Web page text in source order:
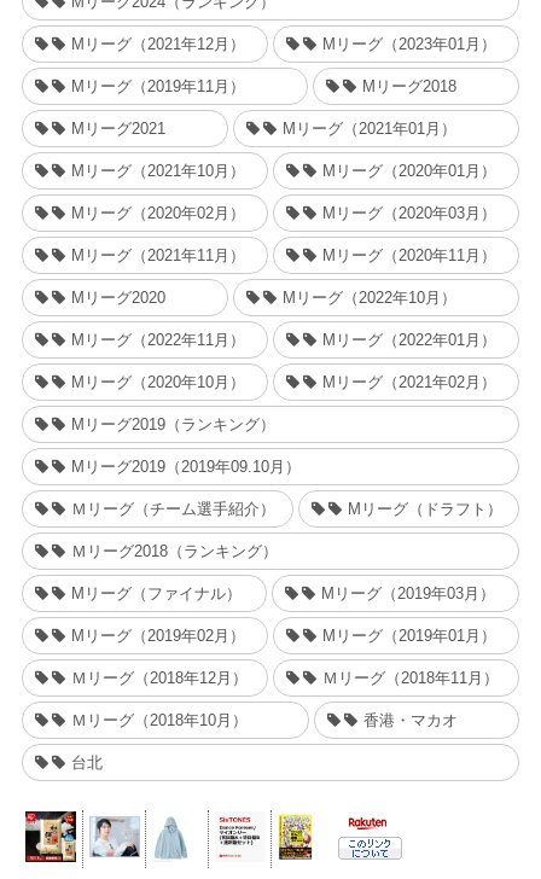
Mリーグ（2021年12月） Mリーグ（2023年01月）
Mリーグ（2019年11月） Mリーグ2018
Mリーグ2021 Mリーグ（2021年01月）
Mリーグ（2021年10月） Mリーグ（2020年01月）
Mリーグ（2020年02月） Mリーグ（2020年03月）
Mリーグ（2021年11月） Mリーグ（2020年11月）
Mリーグ2020 Mリーグ（2022年10月）
Mリーグ（2022年11月） Mリーグ（2022年01月）
Mリーグ（2020年10月） Mリーグ（2021年02月）
Mリーグ2019（ランキング）
Mリーグ2019（2019年09.10月）
Ｍリーグ（チーム選手紹介） Mリーグ（ドラフト）
Ｍリーグ2018（ランキング）
Mリーグ（ファイナル） Mリーグ（2019年03月）
Mリーグ（2019年02月） Mリーグ（2019年01月）
Ｍリーグ（2018年12月） Ｍリーグ（2018年11月）
Ｍリーグ（2018年10月） 香港・マカオ
台北